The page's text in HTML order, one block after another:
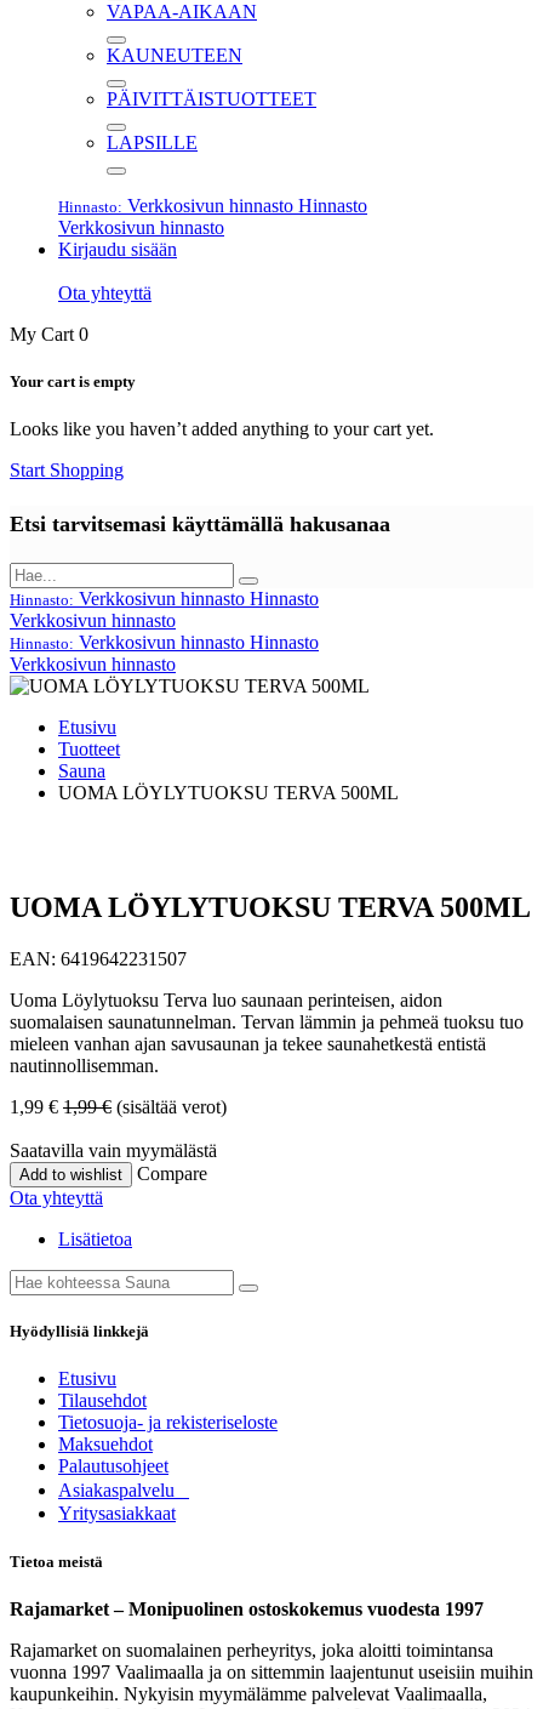
VAPAA-AIKAAN
KAUNEUTEEN
PÄIVITTÄISTUOTTEET
LAPSILLE
Hinnasto: Verkkosivun hinnasto Hinnasto
Verkkosivun hinnasto
Kirjaudu sisään
Ota yhteyttä
My Cart 0
Your cart is empty
Looks like you haven’t added anything to your cart yet.
Start Shopping
Etsi tarvitsemasi käyttämällä hakusanaa
Hinnasto: Verkkosivun hinnasto Hinnasto
Verkkosivun hinnasto
Hinnasto: Verkkosivun hinnasto Hinnasto
Verkkosivun hinnasto
Etusivu
Tuotteet
Sauna
UOMA LÖYLYTUOKSU TERVA 500ML
UOMA LÖYLYTUOKSU TERVA 500ML
EAN: 6419642231507
Uoma Löylytuoksu Terva luo saunaan perinteisen, aidon
suomalaisen saunatunnelman. Tervan lämmin ja pehmeä tuoksu tuo
mieleen vanhan ajan savusaunan ja tekee saunahetkestä entistä
nautinnollisemman.
1,99 € 1,99€ (sisältää verot)
Saatavilla vain myymälästä
Add to wishlist
Compare
Ota yhteyttä
Lisätietoa
Hyödyllisiä linkkejä
Etusivu
Tilausehdot
Tietosuoja- ja rekisteriseloste
Maksuehdot
Palautusohjeet
Asia​k​aspalvelu
​Yritysasiakkaat
Tietoa meistä
Rajamarket – Monipuolinen ostoskokemus vuodesta 1997
Rajamarket on suomalainen perheyritys, joka aloitti toimintansa
vuonna 1997 Vaalimaalla ja on sittemmin laajentunut useisiin muihin
kaupunkeihin. Nykyisin myymälämme palvelevat Vaalimaalla,